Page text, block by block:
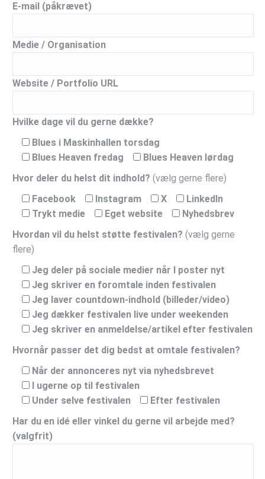
E-mail (påkrævet)
Medie / Organisation
Website / Portfolio URL
Hvilke dage vil du gerne dække?
Blues i Maskinhallen torsdag
Blues Heaven fredag
Blues Heaven lørdag
Hvor deler du helst dit indhold? (vælg gerne flere)
Facebook
Instagram X
LinkedIn
Trykt medie
Eget website
Nyhedsbrev
Hvordan vil du helst støtte festivalen? (vælg gerne
flere)
Jeg deler på sociale medier når I poster nyt
Jeg skriver en foromtale inden festivalen
Jeg laver countdown-indhold (billeder/video)
Jeg dækker festivalen live under weekenden
Jeg skriver en anmeldelse/artikel efter festivalen
Hvornår passer det dig bedst at omtale festivalen?
Når der annonceres nyt via nyhedsbrevet
I ugerne op til festivalen
Under selve festivalen
Efter festivalen
Har du en idé eller vinkel du gerne vil arbejde med?
(valgfrit)